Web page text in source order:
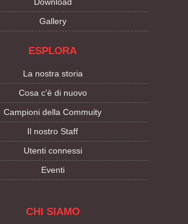
Gallery
ESPLORA
La nostra storia
Cosa c'è di nuovo
Campioni della Commuity
Il nostro Staff
Utenti connessi
Eventi
CHI SIAMO